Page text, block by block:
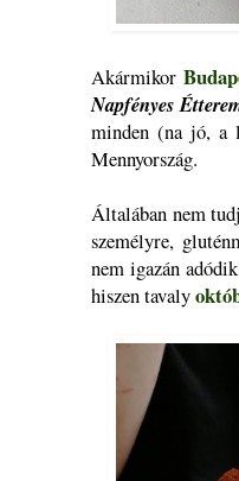
Akármikor
Napfényes
minden (na jó, a
Mennyország.
Általában nem
személyre,
nem igazán
hiszen tavaly